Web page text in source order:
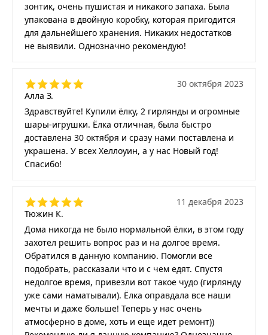
зонтик, очень пушистая и никакого запаха. Была
упакована в двойную коробку, которая пригодится
для дальнейшего хранения. Никаких недостатков
не выявили. Однозначно рекомендую!
Алла З.
30 октября 2023
Здравствуйте! Купили ёлку, 2 гирлянды и огромные
шары-игрушки. Ёлка отличная, была быстро
доставлена 30 октября и сразу нами поставлена и
украшена. У всех Хеллоуин, а у нас Новый год!
Спасибо!
Тюжин К.
11 декабря 2023
Дома никогда не было нормальной ёлки, в этом году
захотел решить вопрос раз и на долгое время.
Обратился в данную компанию. Помогли все
подобрать, рассказали что и с чем едят. Спустя
недолгое время, привезли вот такое чудо (гирлянду
уже сами наматывали). Ёлка оправдала все наши
мечты и даже больше! Теперь у нас очень
атмосферно в доме, хоть и еще идет ремонт))